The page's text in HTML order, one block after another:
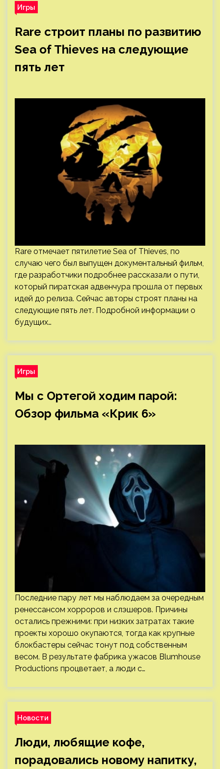
Игры
Rare строит планы по развитию
Sea of Thieves на следующие
пять лет
Rare отмечает пятилетие Sea of Thieves, по
случаю чего был выпущен документальный фильм,
где разработчики подробнее рассказали о пути,
который пиратская адвенчура прошла от первых
идей до релиза. Сейчас авторы строят планы на
следующие пять лет. Подробной информации о
будущих…
Игры
Мы с Ортегой ходим парой:
Обзор фильма «Крик 6»
Последние пару лет мы наблюдаем за очередным
ренессансом хорроров и слэшеров. Причины
остались прежними: при низких затратах такие
проекты хорошо окупаются, тогда как крупные
блокбастеры сейчас тонут под собственным
весом. В результате фабрика ужасов Blumhouse
Productions процветает, а люди с…
Новости
Люди, любящие кофе,
порадовались новому напитку,